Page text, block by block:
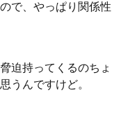
で、やっぱり関係性
迫持ってくるのちょ
うんですけど。